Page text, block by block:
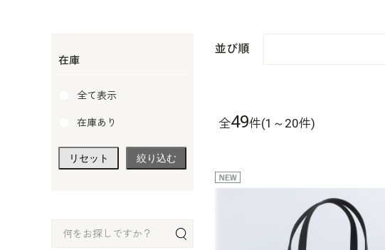
並び順
全49件(1～20件)
在庫
全て表示
在庫あり
リセット 絞り込む